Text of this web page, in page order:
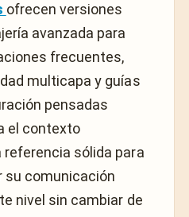
ofrecen versiones
avanzada para
frecuentes,
multicapa y guías
pensadas
el contexto
referencia sólida para
su comunicación
nivel sin cambiar de